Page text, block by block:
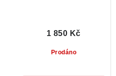
Prodáno
1 850 Kč